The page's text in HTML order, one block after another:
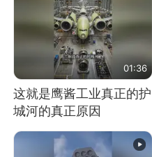
01:36
这就是鹰酱工业真正的护
城河的真正原因